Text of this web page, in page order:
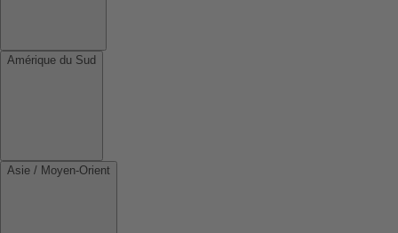
Amérique du Sud
Asie / Moyen-Orient